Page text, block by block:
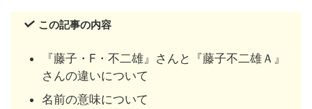
この記事の内容
『藤子・F・不二雄』さんと『藤子不二雄Ａ』
さんの違いについて
名前の意味について